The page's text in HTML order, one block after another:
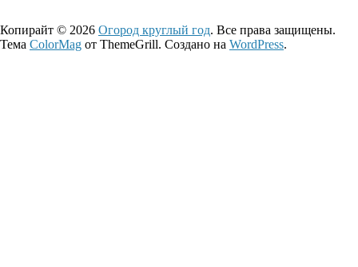
Копирайт © 2026 Огород круглый год. Все права защищены.
Тема ColorMag от ThemeGrill. Создано на WordPress.